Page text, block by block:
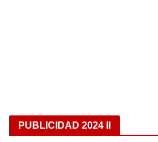
PUBLICIDAD 2024 II